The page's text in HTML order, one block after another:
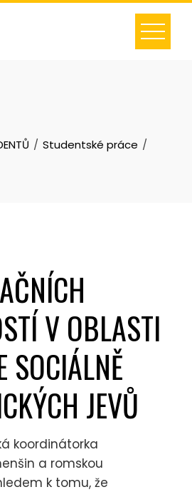
Studentské práce
V OBLASTI
SOCIÁLNĚ
JEVŮ
koordinátorka
a romskou
k tomu, že